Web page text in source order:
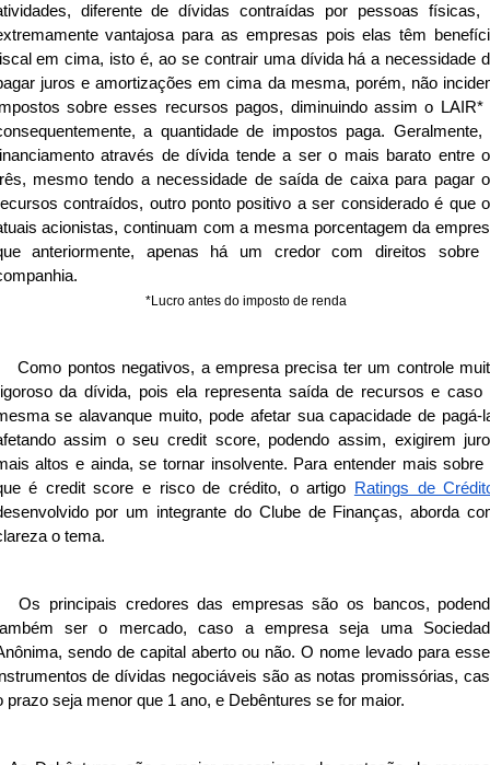
diferente de dívidas contraídas por pessoas físicas,
vantajosa para as empresas pois elas têm
em cima, isto é, ao se contrair uma dívida há a necessidade
juros e amortizações em cima da mesma, porém, não
sobre esses recursos pagos, diminuindo assim o LAIR*
a quantidade de impostos paga. Geralmente,
através de dívida tende a ser o mais barato entre
mesmo tendo a necessidade de saída de caixa para pagar
contraídos, outro ponto positivo a ser considerado é que
acionistas, continuam com a mesma porcentagem da
anteriormente, apenas há um credor com direitos sobre
*Lucro antes do imposto de renda
pontos negativos, a empresa precisa ter um controle
da dívida, pois ela representa saída de recursos e caso
se alavanque muito, pode afetar sua capacidade de pagá-
assim o seu credit score, podendo assim, exigirem
altos e ainda, se tornar insolvente. Para entender mais sobre
é credit score e risco de crédito, o artigo Ratings de
por um integrante do Clube de Finanças, aborda
o tema.
principais credores das empresas são os bancos,
ser o mercado, caso a empresa seja uma
sendo de capital aberto ou não. O nome levado para
de dívidas negociáveis são as notas promissórias,
prazo seja menor que 1 ano, e Debêntures se for maior.